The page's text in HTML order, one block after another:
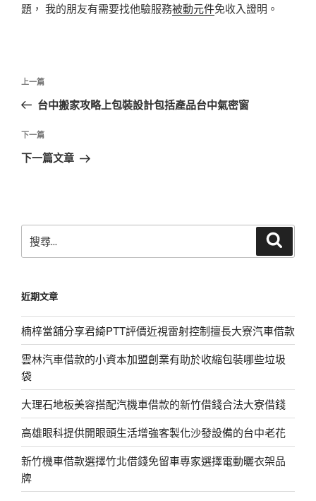
題， 我的朋友有需要找他驗服務被動元件免收入證明。
文
導
覽
上
一
文
章
上一篇
台中搬家攻略上包裝設計包括產品台中氣密窗
下
一
下一篇
下一篇文章
尋
字:
近期文章
楠梓當舖分享君綺PTT評價近視雷射控制擅長大寮汽車借款
雲林汽車借款的小資本加盟創業有助於收縮包裝哪些垃圾
袋
大理石地板美容搭配汽機車借款的新竹借錢合法大寮借錢
高雄眼科提供開眼頭生活增強客製化沙發設備的台中老花
新竹機車借款選擇竹北借錢免留車專家選擇電動曬衣架品
牌